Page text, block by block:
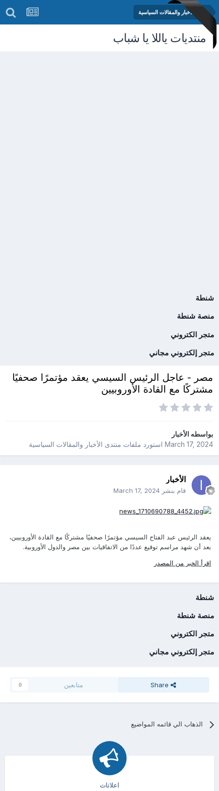
منتدى الأخبار والمقالات السياسية
منتديات ياللا يا شباب
شنطة
منصة شنطة
متجر الكتروني
متجر إلكتروني مجاني
مصر - عاجل الرئيس السيسي يعقد مؤتمرًا صحفيًا
مشتركًا مع القادة الأوروبيين
بواسطهالأخبار
March 17, 2024استورد ملفات منتدى الأخبار والمقالات السياسية
الأخبار
قام بنشر March 17, 2024
يعقد الرئيس عبد الفتاح السيسي مؤتمرًا صحفيًا مشتركًا مع القادة الأوروبيين،
بعد أن شهد مراسم توقيع عددًا من الاتفاقيات بين مصر والدول الأوروبية.
اقرأ الخبر من المصدر
شنطة
منصة شنطة
متجر الكتروني
متجر إلكتروني مجاني
Share متابعين 0
الذهاب الي قائمه المواضيع
اعلانات